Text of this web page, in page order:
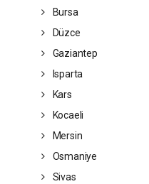
Bursa
Düzce
Gaziantep
Isparta
Kars
Kocaeli
Mersin
Osmaniye
Sivas